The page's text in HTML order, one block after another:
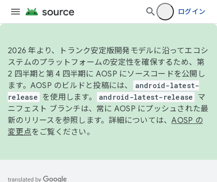
ログイン
2026 年より、トランク安定版開発モデルに沿ってエコシ
ステムのプラットフォームの安定性を確保するため、第
2 四半期と第 4 四半期に AOSP にソースコードを公開し
ます。AOSP のビルドと投稿には、
android-latest-
release
を使用します。 android-latest-release
マ
ニフェスト ブランチは、常に AOSP にプッシュされた最
新のリリースを参照します。詳細については、AOSP の
変更点をご覧ください。